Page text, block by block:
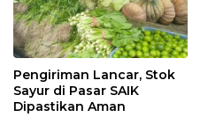
Pengiriman Lancar, Stok
Sayur di Pasar SAIK
Dipastikan Aman